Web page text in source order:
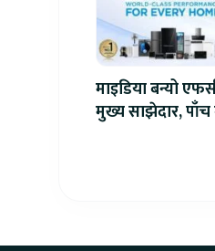
माइडिया बन्यो
मुख्य साझेदार, पाँच